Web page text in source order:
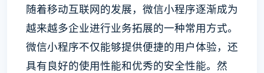
随着移动互联网的发展，微信小程序逐渐成为
越来越多企业进行业务拓展的一种常用方式。
微信小程序不仅能够提供便捷的用户体验，还
具有良好的使用性能和优秀的安全性能。然